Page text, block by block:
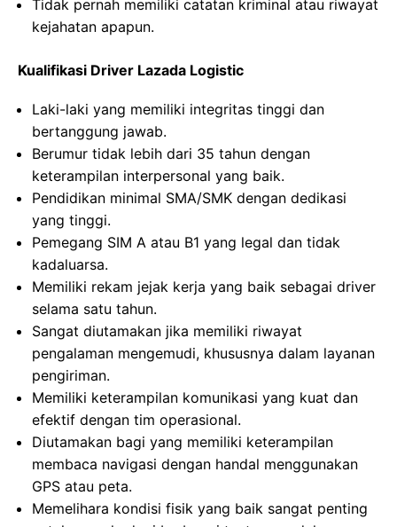
Tidak pernah memiliki catatan kriminal atau riwayat
kejahatan apapun.
Kualifikasi Driver Lazada Logistic
Laki-laki yang memiliki integritas tinggi dan
bertanggung jawab.
Berumur tidak lebih dari 35 tahun dengan
keterampilan interpersonal yang baik.
Pendidikan minimal SMA/SMK dengan dedikasi
yang tinggi.
Pemegang SIM A atau B1 yang legal dan tidak
kadaluarsa.
Memiliki rekam jejak kerja yang baik sebagai driver
selama satu tahun.
Sangat diutamakan jika memiliki riwayat
pengalaman mengemudi, khususnya dalam layanan
pengiriman.
Memiliki keterampilan komunikasi yang kuat dan
efektif dengan tim operasional.
Diutamakan bagi yang memiliki keterampilan
membaca navigasi dengan handal menggunakan
GPS atau peta.
Memelihara kondisi fisik yang baik sangat penting